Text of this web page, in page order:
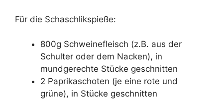
Für die Schaschlikspieße:
800g Schweinefleisch (z.B. aus der
Schulter oder dem Nacken), in
mundgerechte Stücke geschnitten
2 Paprikaschoten (je eine rote und
grüne), in Stücke geschnitten